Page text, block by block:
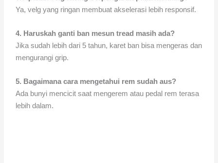
Ya, velg yang ringan membuat akselerasi lebih responsif.
4. Haruskah ganti ban mesun tread masih ada?
Jika sudah lebih dari 5 tahun, karet ban bisa mengeras dan
mengurangi grip.
5. Bagaimana cara mengetahui rem sudah aus?
Ada bunyi mencicit saat mengerem atau pedal rem terasa
lebih dalam.